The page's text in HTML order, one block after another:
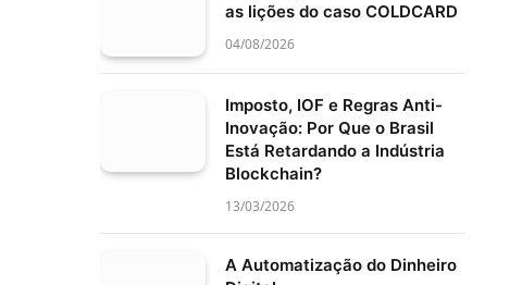
as lições do caso COLDCARD
04/08/2026
Imposto, IOF e Regras Anti-
Inovação: Por Que o Brasil
Está Retardando a Indústria
Blockchain?
13/03/2026
A Automatização do Dinheiro